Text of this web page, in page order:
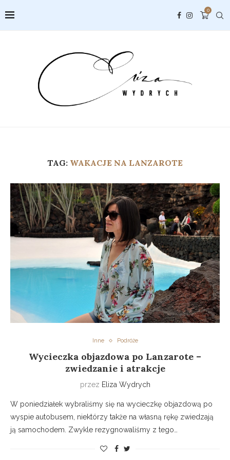
0
TAG: WAKACJE NA LANZAROTE
Inne Podróże
Wycieczka objazdowa po Lanzarote –
zwiedzanie i atrakcje
przez Eliza Wydrych
W poniedziałek wybraliśmy się na wycieczkę objazdową po
wyspie autobusem, niektórzy także na własną rękę zwiedzają
ją samochodem. Zwykle rezygnowaliśmy z tego…